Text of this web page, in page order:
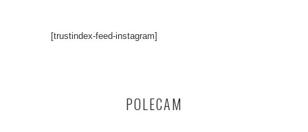
[trustindex-feed-instagram]
POLECAM